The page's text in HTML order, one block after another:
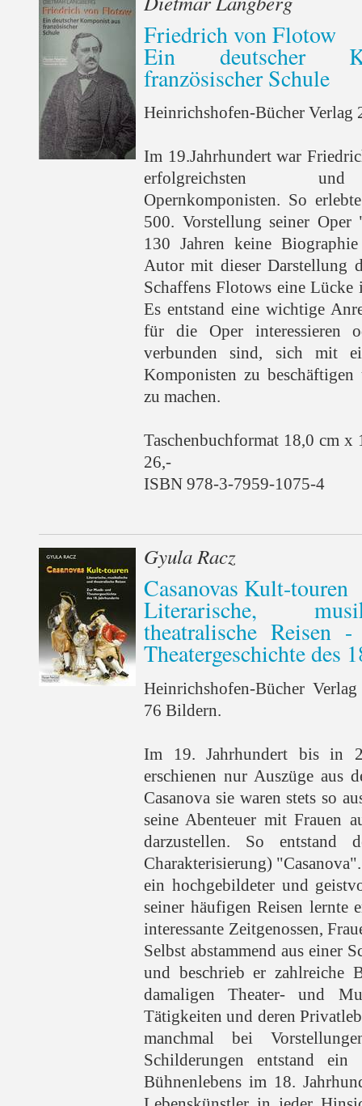
Friedrich von Flotow
Ein deutscher
französischer Schule
Heinrichshofen-Bücher Verlag
Im 19.Jahrhundert war
erfolgreichsten und
Opernkomponisten. So
500. Vorstellung seiner
130 Jahren keine
Autor mit dieser Darstellung
Schaffens Flotows eine Lücke
Es entstand eine wichtige
für die Oper interessieren
verbunden sind, sich mit
Komponisten zu
zu machen.
Taschenbuchformat 18,0 cm
26,-
ISBN 978-3-7959-1075-4
Gyula Racz
Casanovas Kult-touren
Literarische,
theatralische Reisen
Theatergeschichte des
Heinrichshofen-Bücher
76 Bildern.
Im 19. Jahrhundert bis in
erschienen nur Auszüge aus
Casanova sie waren stets so
seine Abenteuer mit Frauen
darzustellen. So
Charakterisierung)
ein hochgebildeter und
seiner häufigen Reisen lernte
interessante Zeitgenossen,
Selbst abstammend aus einer
und beschrieb er zahlreiche
damaligen Theater- und
Tätigkeiten und deren
manchmal bei
Schilderungen entstand ein
Bühnenlebens im 18.